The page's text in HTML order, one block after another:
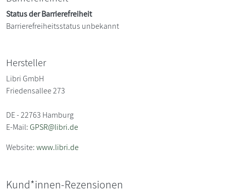
Status der Barrierefreiheit
Barrierefreiheitsstatus unbekannt
Hersteller
Libri GmbH
Friedensallee 273
DE - 22763 Hamburg
E-Mail:GPSR@libri.de
Website:www.libri.de
Kund*innen-Rezensionen